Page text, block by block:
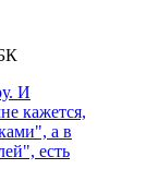
И
кажется,
а в
есть